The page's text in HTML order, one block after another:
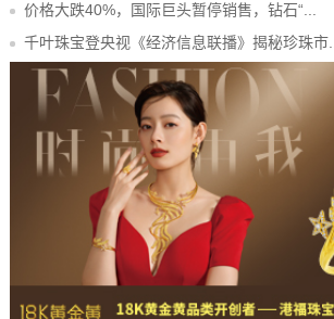
价格大跌40%，国际巨头暂停销售，钻石“...
千叶珠宝登央视《经济信息联播》揭秘珍珠市...